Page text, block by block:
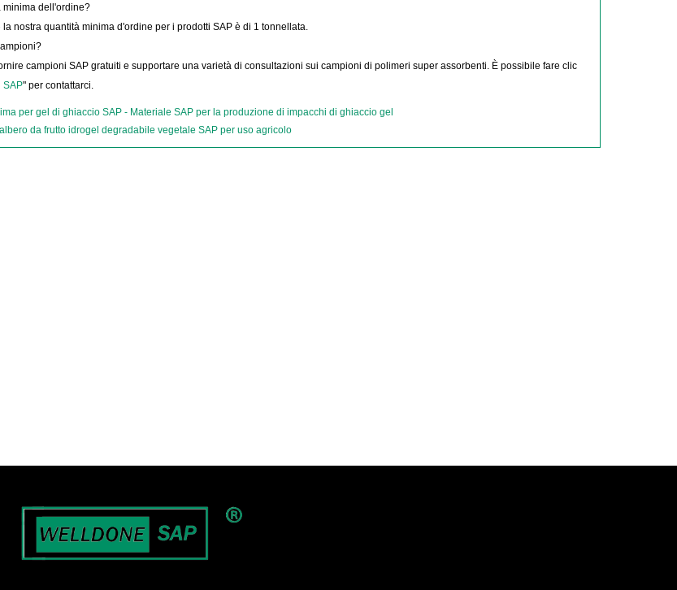
minima dell'ordine?
la nostra quantità minima d'ordine per i prodotti SAP è di 1 tonnellata.
campioni SAP gratuiti e supportare una varietà di consultazioni sui campioni di polimeri super assorbenti. È possibile fare clic
SAP" per contattarci.
per gel di ghiaccio SAP - Materiale SAP per la produzione di impacchi di ghiaccio gel
da frutto idrogel degradabile vegetale SAP per uso agricolo